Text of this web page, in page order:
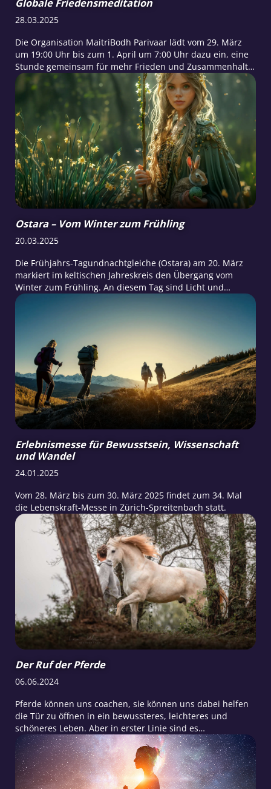
Globale Friedensmeditation
28.03.2025
​Die Organisation MaitriBodh Parivaar lädt vom 29. März
um 19:00 Uhr bis zum 1. April um 7:00 Uhr dazu ein, eine
Stunde gemeinsam für mehr Frieden und Zusammenhalt
zu schenken.
Ostara – Vom Winter zum Frühling
20.03.2025
Die Frühjahrs-Tagundnachtgleiche (Ostara) am 20. März
markiert im keltischen Jahreskreis den Übergang vom
Winter zum Frühling. An diesem Tag sind Licht und
Dunkelheit im Gleichgewicht, was symbolisch für
Erlebnismesse für Bewusstsein, Wissenschaft
und Wandel
24.01.2025
Vom 28. März bis zum 30. März 2025 findet zum 34. Mal
die Lebenskraft-Messe in Zürich-Spreitenbach statt.
Der Ruf der Pferde
06.06.2024
Pferde können uns coachen, sie können uns dabei helfen
die Tür zu öffnen in ein bewussteres, leichteres und
schöneres Leben. Aber in erster Linie sind es
eigenständige, mächtige und stolze Wesen. Sie haben ein
großes Herz und eine wunderbare Seele….